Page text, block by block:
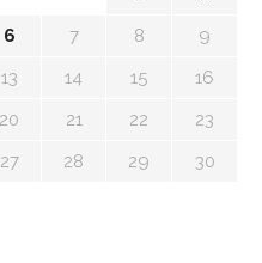
6 7 8
9
13 14 15
16
20 21 22
23
27 28 29
30